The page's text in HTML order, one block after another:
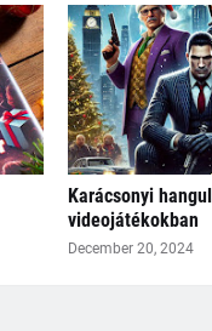
Karácsonyi
videojátékokban
December 20, 2024